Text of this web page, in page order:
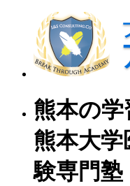
熊本の学
熊本大
験専門塾